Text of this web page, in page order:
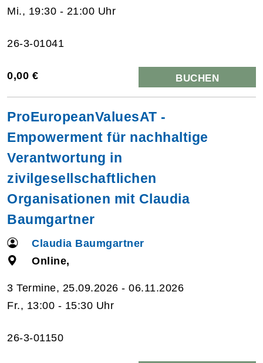
Mi., 19:30 - 21:00 Uhr
26-3-01041
0,00 € BUCHEN
ProEuropeanValuesAT -
Empowerment für nachhaltige
Verantwortung in
zivilgesellschaftlichen
Organisationen mit Claudia
Baumgartner
Claudia Baumgartner
Online,
3 Termine, 25.09.2026 - 06.11.2026
Fr., 13:00 - 15:30 Uhr
26-3-01150